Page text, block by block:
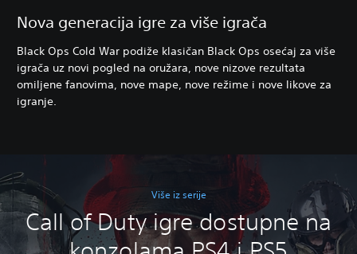
Nova generacija igre za više igrača
Black Ops Cold War podiže klasičan Black Ops osećaj za više
igrača uz novi pogled na oružara, nove nizove rezultata
omiljene fanovima, nove mape, nove režime i nove likove za
igranje.
Više iz serije
Call of Duty igre dostupne na